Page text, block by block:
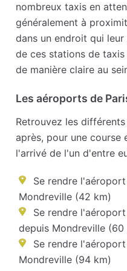
nombreux taxis en
généralement à
dans un endroit qui
de ces stations de
de manière claire au
Les aéroports de
Retrouvez les
après, pour une course
l'arrivé de l'un d'entre
Se rendre l'aéroport
Mondreville (42 km)
Se rendre l'aéroport
depuis Mondreville (60
Se rendre l'aéroport
Mondreville (94 km)